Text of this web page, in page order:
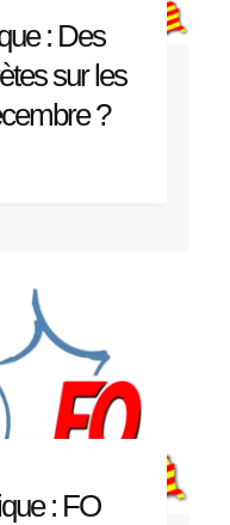
: Des
sur les
?
: FO